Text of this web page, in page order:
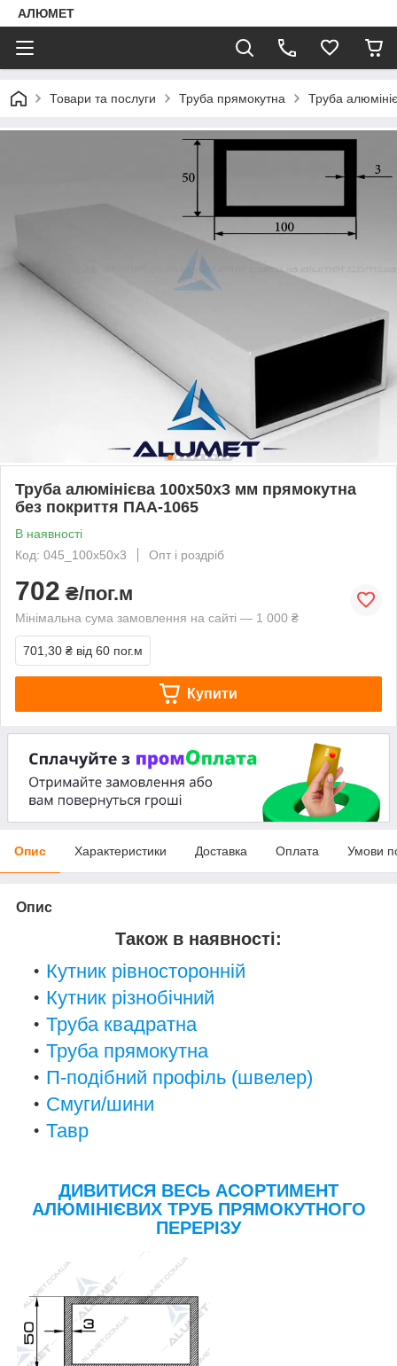
АЛЮМЕТ
Товари та послуги Труба прямокутна Труба
Труба алюмінієва 100х50х3 мм прямокутна
без покриття ПАА-1065
В наявності
Код: 045_100х50х3
Опт і роздріб
702 ₴/пог.м
Мінімальна сума замовлення на сайті — 1 000 ₴
701,30 ₴ від 60 пог.м
Купити
Опис Характеристики Доставка Оплата Умови
Опис
Також в наявності:
Кутник рівносторонній
Кутник різнобічний
Труба квадратна
Труба прямокутна
П-подібний профіль (швелер)
Смуги/шини
Тавр
ДИВИТИСЯ ВЕСЬ АСОРТИМЕНТ
АЛЮМІНІЄВИХ ТРУБ ПРЯМОКУТНОГО
ПЕРЕРІЗУ